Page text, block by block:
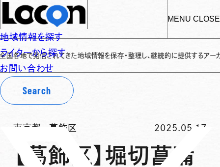
MENU CLOSE
地域情報を探す
ライターから探す
お問い合わせ
Search
されてきた地域情報を保存・整理し、継続的に提供するアーカイブサイトで
東京都 葛飾区 2025.05.17
【葛飾区】堀切菖蒲